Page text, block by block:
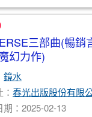
三部曲(暢銷
幻力作)
鏡水
春光出版股份有限
期：2025-02-13